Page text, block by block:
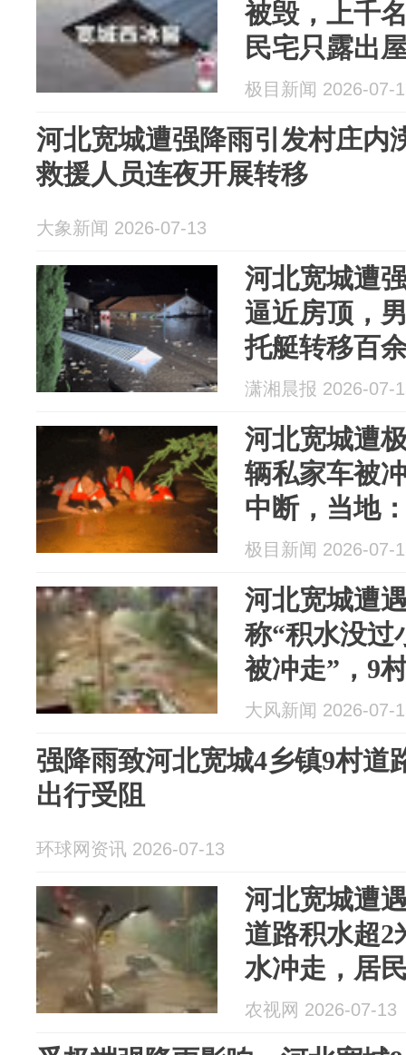
被毁，上千
民宅只露出
水深达两三
被困人员
极目新闻 2026-07-
河北宽城遭强降雨引发村庄内
救援人员连夜开展转移
大象新闻 2026-07-13
河北宽城遭
逼近房顶，
托艇转移百
潇湘晨报 2026-07-
河北宽城遭
辆私家车被
中断，当地
被困人员获
极目新闻 2026-07-
河北宽城遭
称“积水没过
被冲走”，9
多名村民出
大风新闻 2026-07-
强降雨致河北宽城4乡镇9村道
出行受阻
环球网资讯 2026-07-13
河北宽城遭
道路积水超2
水冲走，居
么大的水
农视网 2026-07-13